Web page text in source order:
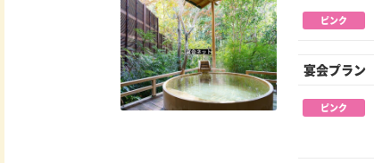
ピンク
宴会プラン
ピンク